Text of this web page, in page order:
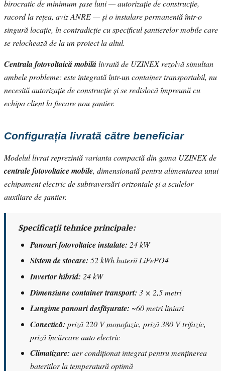
birocratic de minimum șase luni — autorizație de construcție,
racord la rețea, aviz ANRE — și o instalare permanentă într-o
singură locație, în contradicție cu specificul șantierelor mobile care
se relochează de la un proiect la altul.
Centrala fotovoltaică mobilălivrată de UZINEX rezolvă simultan
ambele probleme: este integrată într-un container transportabil, nu
necesită autorizație de construcție și se redislocă împreună cu
echipa client la fiecare nou șantier.
Configurația livrată către beneficiar
Modelul livrat reprezintă varianta compactă din gama UZINEX de
centrale fotovoltaice mobile, dimensionată pentru alimentarea unui
echipament electric de subtraversări orizontale și a sculelor
auxiliare de șantier.
Specificații tehnice principale:
Panouri fotovoltaice instalate: 24 kW
Sistem de stocare: 52 kWh baterii LiFePO4
Invertor hibrid: 24 kW
Dimensiune container transport: 3 × 2,5 metri
Lungime panouri desfășurate: ~60 metri liniari
Conectică: priză 220 V monofazic, priză 380 V trifazic,
priză încărcare auto electric
Climatizare: aer condiționat integrat pentru menținerea
bateriilor la temperatură optimă